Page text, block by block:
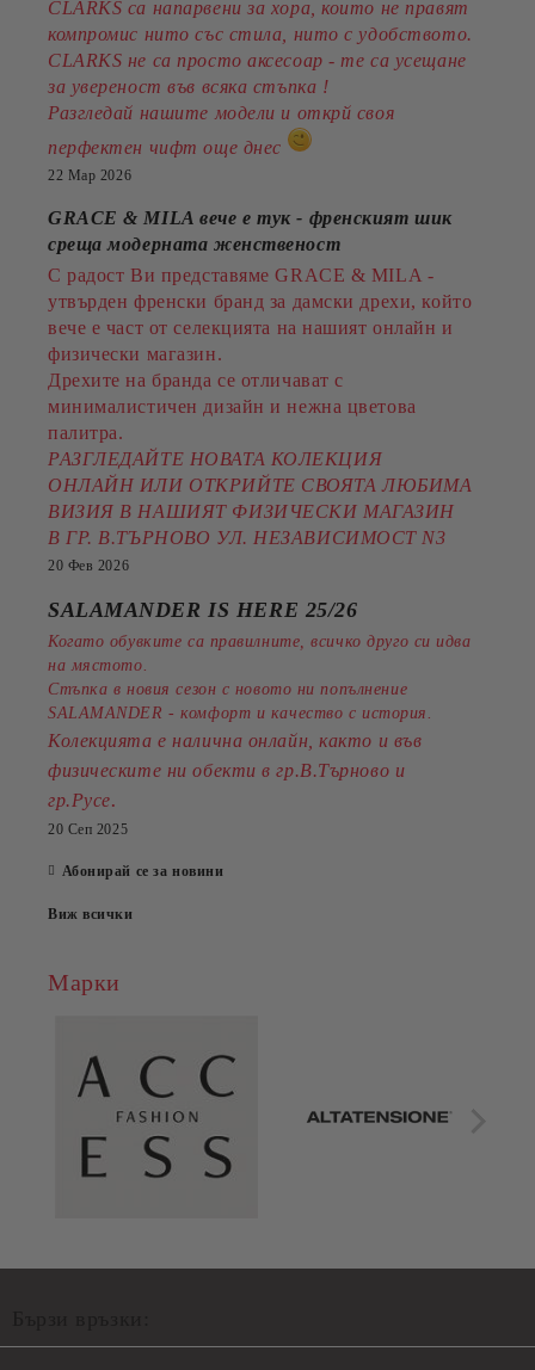
CLARKS са напарвени за хора, които не правят
компромис нито със стила, нито с удобството.
CLARKS не са просто аксесоар - те са усещане
за увереност във всяка стъпка !
Разгледай нашите модели и открй своя
перфектен чифт още днес
22 Мар 2026
GRACE & MILA вече е тук - френският шик
среща модерната женственост
С радост Ви представяме GRACE & MILA -
утвърден френски бранд за дамски дрехи, който
вече е част от селекцията на нашият онлайн и
физически магазин.
Дрехите на бранда се отличават с
минималистичен дизайн и нежна цветова
палитра.
РАЗГЛЕДАЙТЕ НОВАТА КОЛЕКЦИЯ
ОНЛАЙН ИЛИ ОТКРИЙТЕ СВОЯТА ЛЮБИМА
ВИЗИЯ В НАШИЯТ ФИЗИЧЕСКИ МАГАЗИН
В ГР. В.ТЪРНОВО УЛ. НЕЗАВИСИМОСТ N3
20 Фев 2026
SALAMANDER IS HERE 25/26
Когато обувките са правилните, всичко друго си идва
на мястото.
Стъпка в новия сезон с новото ни попълнение
SALAMANDER - комфорт и качество с история.
Колекцията е налична онлайн, както и във
физическите ни обекти в гр.В.Търново и
гр.Русе.
20 Сеп 2025
Абонирай се за новини
Виж всички
Марки